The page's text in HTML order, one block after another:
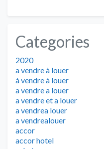
Categories
2020
a vendre à louer
à vendre à louer
a vendre a louer
a vendre et a louer
a vendrea louer
a vendrealouer
accor
accor hotel